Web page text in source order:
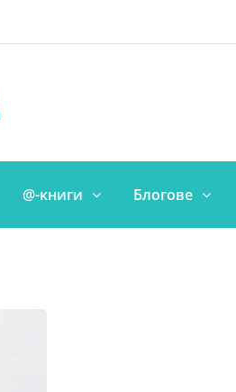
@-книги Блогове